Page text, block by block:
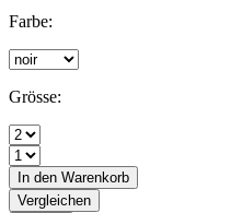
Farbe:
Grösse:
In den Warenkorb
Vergleichen